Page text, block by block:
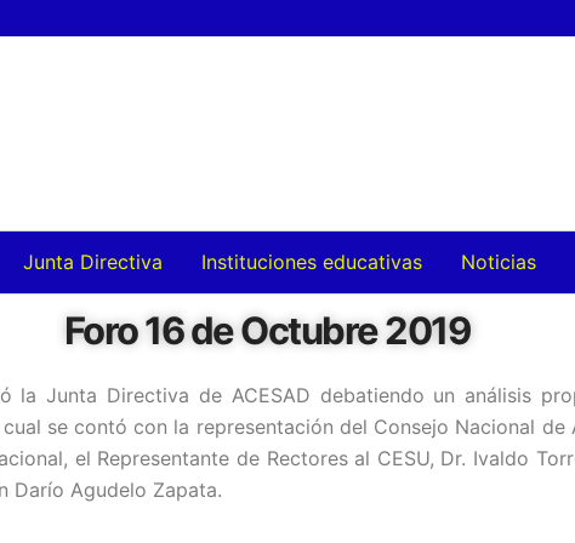
Junta Directiva Instituciones educativas Noticias
Foro 16 de Octubre 2019
la Junta Directiva de ACESAD debatiendo un análisis
se contó con la representación del Consejo Nacional
el Representante de Rectores al CESU, Dr. Ivaldo
Darío Agudelo Zapata.